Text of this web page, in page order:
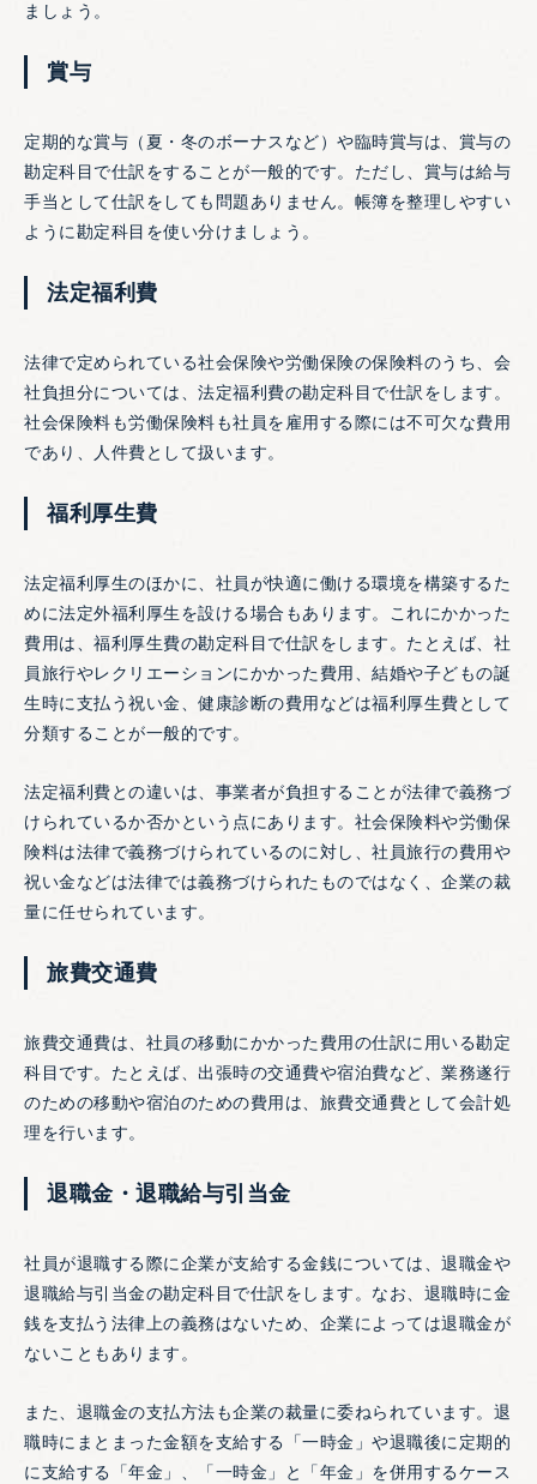
ましょう。
賞与
定期的な賞与（夏・冬のボーナスなど）や臨時賞与は、賞与の
勘定科目で仕訳をすることが一般的です。ただし、賞与は給与
手当として仕訳をしても問題ありません。帳簿を整理しやすい
ように勘定科目を使い分けましょう。
法定福利費
法律で定められている社会保険や労働保険の保険料のうち、会
社負担分については、法定福利費の勘定科目で仕訳をします。
社会保険料も労働保険料も社員を雇用する際には不可欠な費用
であり、人件費として扱います。
福利厚生費
法定福利厚生のほかに、社員が快適に働ける環境を構築するた
めに法定外福利厚生を設ける場合もあります。これにかかった
費用は、福利厚生費の勘定科目で仕訳をします。たとえば、社
員旅行やレクリエーションにかかった費用、結婚や子どもの誕
生時に支払う祝い金、健康診断の費用などは福利厚生費として
分類することが一般的です。
法定福利費との違いは、事業者が負担することが法律で義務づ
けられているか否かという点にあります。社会保険料や労働保
険料は法律で義務づけられているのに対し、社員旅行の費用や
祝い金などは法律では義務づけられたものではなく、企業の裁
量に任せられています。
旅費交通費
旅費交通費は、社員の移動にかかった費用の仕訳に用いる勘定
科目です。たとえば、出張時の交通費や宿泊費など、業務遂行
のための移動や宿泊のための費用は、旅費交通費として会計処
理を行います。
退職金・退職給与引当金
社員が退職する際に企業が支給する金銭については、退職金や
退職給与引当金の勘定科目で仕訳をします。なお、退職時に金
銭を支払う法律上の義務はないため、企業によっては退職金が
ないこともあります。
また、退職金の支払方法も企業の裁量に委ねられています。退
職時にまとまった金額を支給する「一時金」や退職後に定期的
に支給する「年金」、「一時金」と「年金」を併用するケース